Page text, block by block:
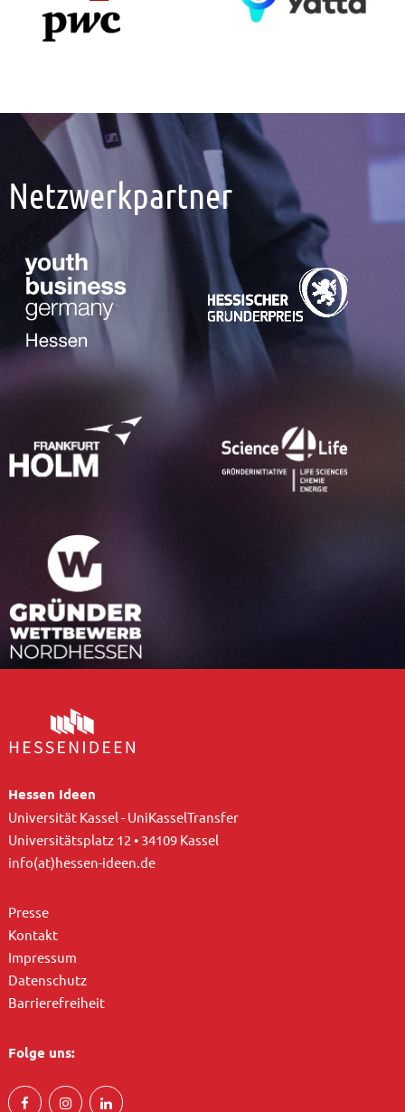
Netzwerkpartner
Hessen Ideen
Universität Kassel - UniKasselTransfer
Universitätsplatz 12 • 34109 Kassel
info(at)hessen-ideen.de
Presse
Kontakt
Impressum
Datenschutz
Barrierefreiheit
Folge uns: